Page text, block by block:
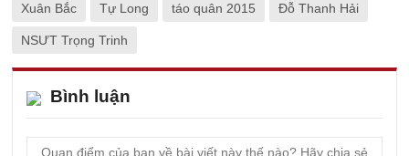
Xuân Bắc Tự Long táo quân 2015 Đỗ Thanh Hải
NSƯT Trọng Trinh
Bình luận